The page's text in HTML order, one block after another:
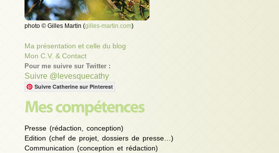
photo © Gilles Martin (gilles-martin.com)
Ma présentation et celle du blog
Mon C.V. & Contact
Pour me suivre sur Twitter :
Suivre @levesquecathy
Suivre Catherine sur Pinterest
Presse (rédaction, conception)
Edition (chef de projet, dossiers de presse…)
Communication (conception et rédaction)